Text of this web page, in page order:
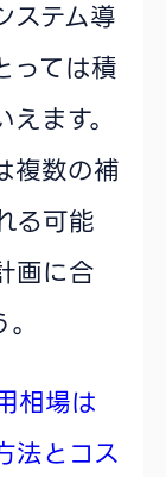
ステム導
っては積
ます。
複数の補
る可能
画に合
相場は
法とコス